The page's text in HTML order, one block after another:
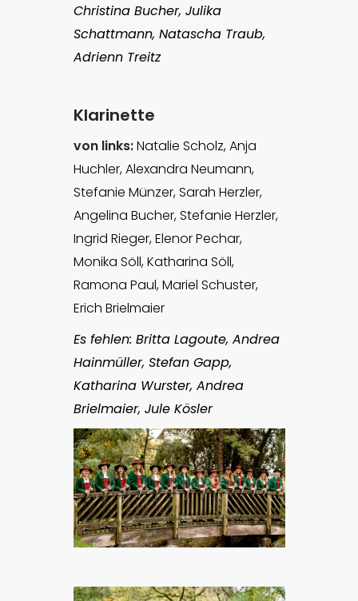
Christina Bucher, Julika
Schattmann, Natascha Traub,
Adrienn Treitz
Klarinette
von links:Natalie Scholz, Anja
Huchler, Alexandra Neumann,
Stefanie Münzer, Sarah Herzler,
Angelina Bucher, Stefanie Herzler,
Ingrid Rieger, Elenor Pechar,
Monika Söll, Katharina Söll,
Ramona Paul, Mariel Schuster,
Erich Brielmaier
Es fehlen: Britta Lagoute, Andrea
Hainmüller, Stefan Gapp,
Katharina Wurster, Andrea
Brielmaier, Jule Kösler